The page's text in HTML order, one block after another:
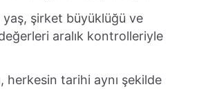
yaş, şirket büyüklüğü ve
aralık kontrolleriyle
herkesin tarihi aynı şekilde